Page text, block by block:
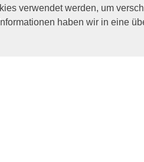
verwendet werden, um
haben wir in eine